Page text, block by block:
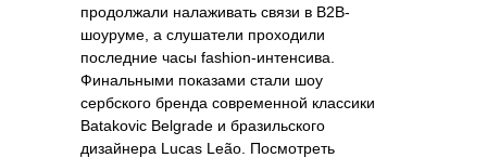
продолжали налаживать связи в В2В-
шоуруме, а слушатели проходили
последние часы fashion-интенсива.
Финальными показами стали шоу
сербского бренда современной классики
Batakovic Belgrade и бразильского
дизайнера Lucas Leão. Посмотреть